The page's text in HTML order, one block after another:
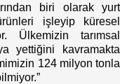
biri olarak yurt
işleyip küresel
Ülkemizin tarımsal
yettiğini kavramakta
124 milyon tonla